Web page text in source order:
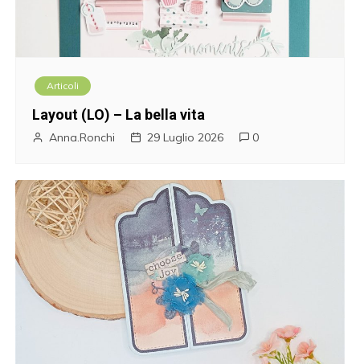
Articoli
Layout (LO) – La bella vita
Anna.Ronchi 29 Luglio 2026 0